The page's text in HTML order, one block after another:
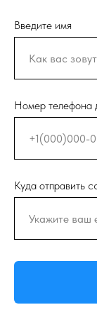
Введите имя
Номер телефона
Куда отправить